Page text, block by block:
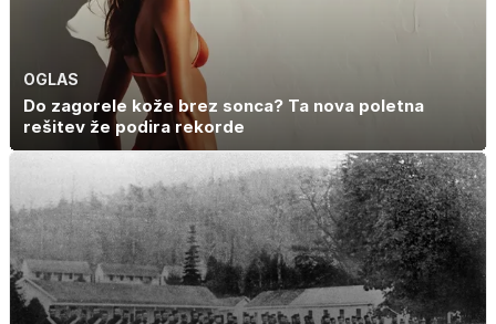
OGLAS
Do zagorele kože brez sonca? Ta nova poletna
rešitev že podira rekorde